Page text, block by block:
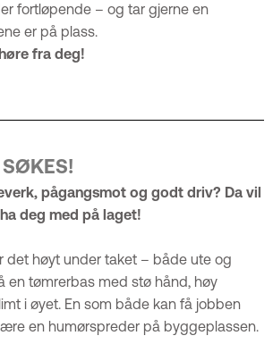
fortløpende – og tar gjerne en
er på plass.
fra deg!
pågangsmot og godt driv? Da vil
deg med på laget!
det høyt under taket – både ute og
en tømrerbas med stø hånd, høy
i øyet. En som både kan få jobben
en humørspreder på byggeplassen.